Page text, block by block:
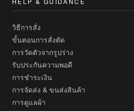
วิธีการสั่ง
ขั้นตอนการสั่งตัด
การวัดตัวจากรูปร่าง
รับประกันความพอดี
การชำระเงิน
การจัดส่ง & ขนส่งสินค้า
การดูแลผ้า